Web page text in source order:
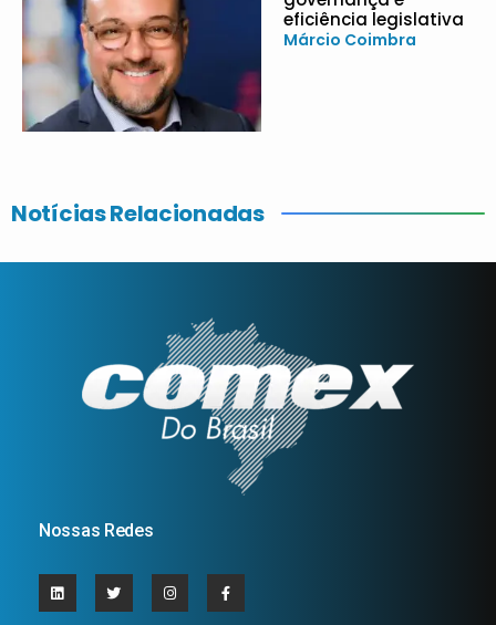
eficiência legislativa
Márcio Coimbra
Notícias Relacionadas
Nossas Redes